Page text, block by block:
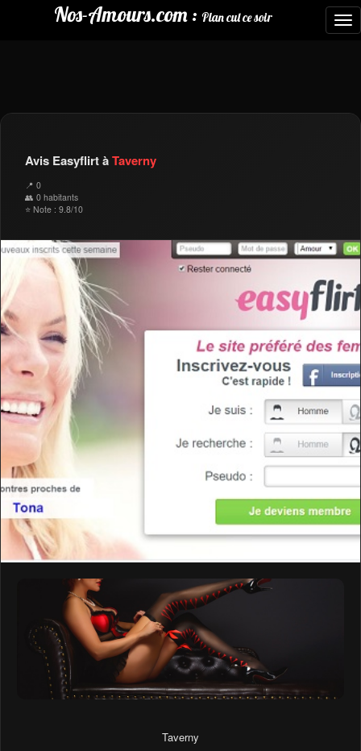
Nos-Amours.com : Plan cul ce soir
Avis Easyflirt àTaverny
📍 0
👥 0 habitants
⭐ Note : 9.8/10
Taverny